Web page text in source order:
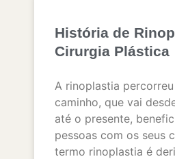
História de
Cirurgia Plástica
A rinoplastia
caminho, que vai
até o presente,
pessoas com os seus
termo rinoplastia é